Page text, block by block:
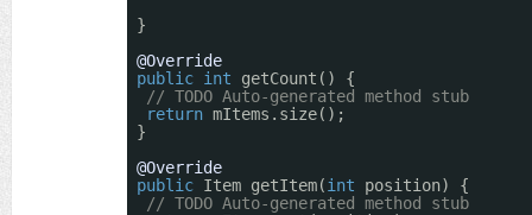
}
@Override
public int
getCount() {
// TODO Auto-generated method stub
return mItems.size();
}
@Override
public Item getItem(int
position) {
// TODO Auto-generated method stub